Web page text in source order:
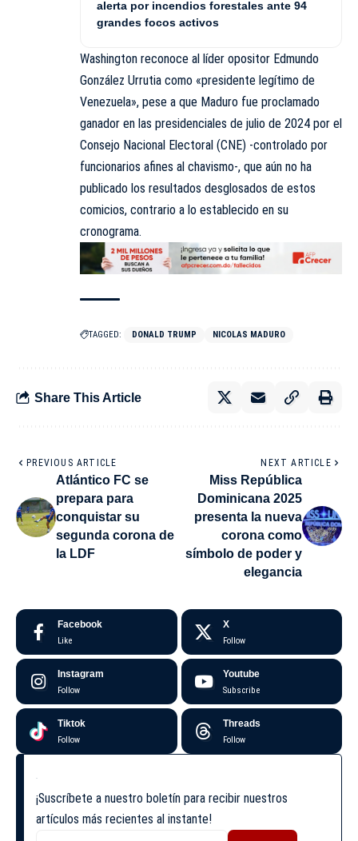
alerta por incendios forestales ante 94
grandes focos activos
Washington reconoce al líder opositor Edmundo
González Urrutia como «presidente legítimo de
Venezuela», pese a que Maduro fue proclamado
ganador en las presidenciales de julio de 2024 por el
Consejo Nacional Electoral (CNE) -controlado por
funcionarios afines al chavismo-, que aún no ha
publicado los resultados desglosados de estos
comicios, contrario a lo establecido en su
cronograma.
TAGGED: DONALD TRUMP NICOLAS MADURO
Share This Article
PREVIOUS ARTICLE
Atlántico FC se
prepara para
conquistar su
segunda corona de
la LDF
NEXT ARTICLE
Miss República
Dominicana 2025
presenta la nueva
corona como
símbolo de poder y
elegancia
Facebook
Like
X
Follow
Instagram
Follow
Youtube
Subscribe
Tiktok
Follow
Threads
Follow
¡Suscríbete a nuestro boletín para recibir nuestros
artículos más recientes al instante!